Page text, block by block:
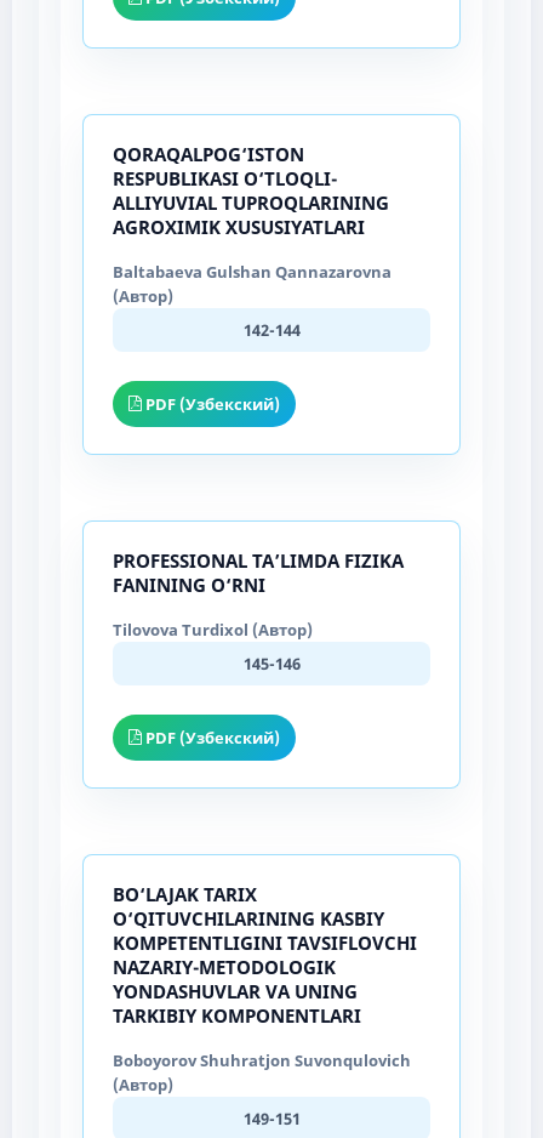
QORAQALPOG‘ISTON
RESPUBLIKASI O‘TLOQLI-
ALLIYUVIAL TUPROQLARINING
AGROXIMIK XUSUSIYATLARI
Baltabaeva Gulshan Qannazarovna
(Автор)
142-144
PDF (Узбекский)
PROFESSIONAL TA’LIMDA FIZIKA
FANINING O‘RNI
Tilovova Turdixol (Автор)
145-146
PDF (Узбекский)
BO‘LAJAK TARIX
O‘QITUVCHILARINING KASBIY
KOMPETENTLIGINI TAVSIFLOVCHI
NAZARIY-METODOLOGIK
YONDASHUVLAR VA UNING
TARKIBIY KOMPONENTLARI
Boboyorov Shuhratjon Suvonqulovich
(Автор)
149-151